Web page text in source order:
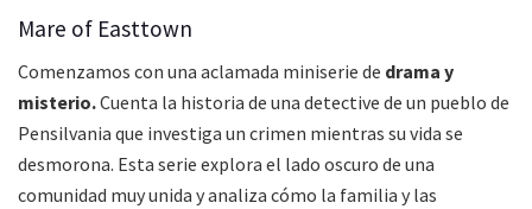
Mare of Easttown
Comenzamos con una aclamada miniserie de drama y
misterio.Cuenta la historia de una detective de un pueblo de
Pensilvania que investiga un crimen mientras su vida se
desmorona. Esta serie explora el lado oscuro de una
comunidad muy unida y analiza cómo la familia y las